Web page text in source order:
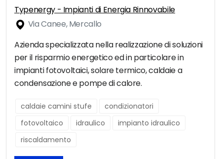
Typenergy - Impianti di Energia Rinnovabile
Via Canee, Mercallo
Azienda specializzata nella realizzazione di soluzioni
per il risparmio energetico ed in particolare in
impianti fotovoltaici, solare termico, caldaie a
condensazione e pompe di calore.
caldaie camini stufe
condizionatori
fotovoltaico
idraulico
impianto idraulico
riscaldamento